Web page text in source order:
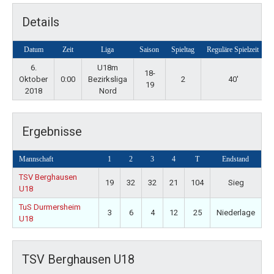
Details
Datum Zeit Liga Saison Spieltag Reguläre Spielzeit
6.
Oktober
2018
0:00
U18m
Bezirksliga
Nord
18-
19
2 40'
Ergebnisse
Mannschaft 1 2 3 4 T Endstand
TSV Berghausen
U18
19 32 32 21 104 Sieg
TuS Durmersheim
U18
3 6 4 12 25 Niederlage
TSV Berghausen U18